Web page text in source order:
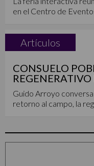
en el Centro de Eventos
Artículos
CONSUELO
Guido Arroyo
retorno al campo, la